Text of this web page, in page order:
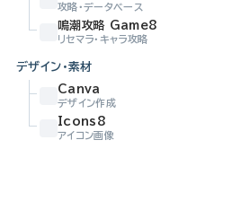
攻略・データベース
鳴潮攻略 Game8
リセマラ・キャラ攻略
デザイン・素材
Canva
デザイン作成
Icons8
アイコン画像